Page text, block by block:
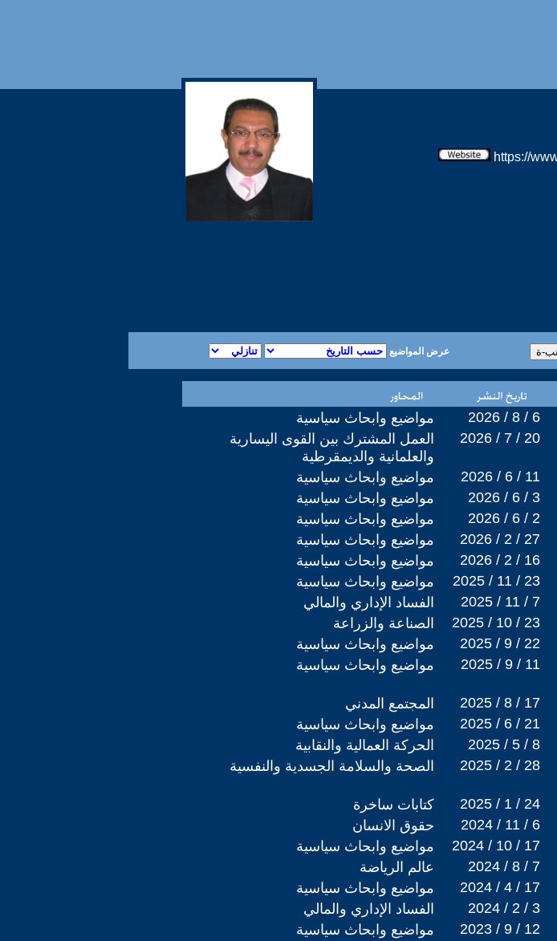
عرض المواضيع
مواضيع وابحاث سياسية 2026 / 8 / 6
العمل المشترك بين القوى اليسارية
والعلمانية والديمقرطية
2026 / 7 / 20
مواضيع وابحاث سياسية 2026 / 6 / 11
مواضيع وابحاث سياسية
2026 / 6 / 3
مواضيع وابحاث سياسية
2026 / 6 / 2
مواضيع وابحاث سياسية
2026 / 2 / 27
مواضيع وابحاث سياسية
2026 / 2 / 16
مواضيع وابحاث سياسية
2025 / 11 / 23
الفساد الإداري والمالي
2025 / 11 / 7
الصناعة والزراعة
2025 / 10 / 23
مواضيع وابحاث سياسية
2025 / 9 / 22
مواضيع وابحاث سياسية
2025 / 9 / 11
المجتمع المدني 2025 / 8 / 17
مواضيع وابحاث سياسية
2025 / 6 / 21
الحركة العمالية والنقابية
2025 / 5 / 8
الصحة والسلامة الجسدية والنفسية
2025 / 2 / 28
كتابات ساخرة 2025 / 1 / 24
حقوق الانسان
2024 / 11 / 6
مواضيع وابحاث سياسية
2024 / 10 / 17
عالم الرياضة
2024 / 8 / 7
مواضيع وابحاث سياسية
2024 / 4 / 17
الفساد الإداري والمالي
2024 / 2 / 3
مواضيع وابحاث سياسية
2023 / 9 / 12